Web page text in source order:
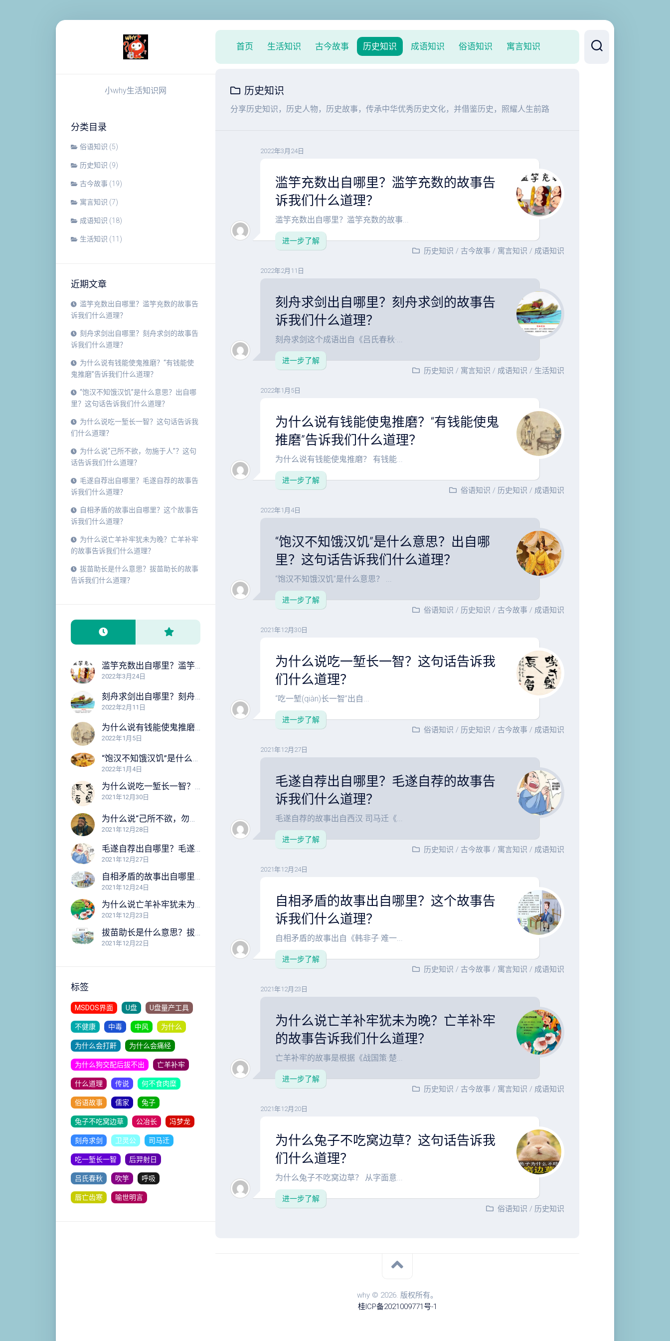
小why生活知识网
分类目录
俗语知识 (5)
历史知识 (9)
古今故事 (19)
寓言知识 (7)
成语知识 (18)
生活知识 (11)
近期文章
滥竽充数出自哪里？滥竽充数的故事告
诉我们什么道理？
刻舟求剑出自哪里？刻舟求剑的故事告
诉我们什么道理？
为什么说有钱能使鬼推磨？“有钱能使
鬼推磨”告诉我们什么道理？
“饱汉不知饿汉饥”是什么意思？出自哪
里？这句话告诉我们什么道理？
为什么说吃一堑长一智？这句话告诉我
们什么道理？
为什么说“己所不欲，勿施于人”？这句
话告诉我们什么道理？
毛遂自荐出自哪里？毛遂自荐的故事告
诉我们什么道理？
自相矛盾的故事出自哪里？这个故事告
诉我们什么道理？
为什么说亡羊补牢犹未为晚？亡羊补牢
的故事告诉我们什么道理？
拔苗助长是什么意思？拔苗助长的故事
告诉我们什么道理？
滥竽充数出自哪里？滥竽充数的故事告诉我们什么道理？
2022年3月24日
刻舟求剑出自哪里？刻舟求剑的故事告诉我们什么道理？
2022年2月11日
为什么说有钱能使鬼推磨？“有钱能使鬼推磨”告诉我们什么道理？
2022年1月5日
“饱汉不知饿汉饥”是什么意思？出自哪里？这句话告诉我们什么道理？
2022年1月4日
为什么说吃一堑长一智？这句话告诉我们什么道理？
2021年12月30日
2021年12月28日
毛遂自荐出自哪里？毛遂自荐的故事告诉我们什么道理？
2021年12月27日
自相矛盾的故事出自哪里？这个故事告诉我们什么道理？
2021年12月24日
为什么说亡羊补牢犹未为晚？亡羊补牢的故事告诉我们什么道理？
2021年12月23日
拔苗助长是什么意思？拔苗助长的故事告诉我们什么道理？
2021年12月22日
标签
MSDOS界面 U盘 U盘量产工具
不健康 中毒 中风 为什么
为什么会打鼾 为什么会痛经
为什么狗交配后拔不出 亡羊补牢
什么道理 传说 何不食肉糜
俗语故事 儒家 兔子
兔子不吃窝边草 公冶长 冯梦龙
刻舟求剑 卫灵公 司马迁
吃一堑长一智 后羿射日
吕氏春秋 吹竽 呼吸
唇亡齿寒 喻世明言
首页 生活知识 古今故事 历史知识 成语知识 俗语知识 寓言知识
历史知识
分享历史知识，历史人物，历史故事，传承中华优秀历史文化，并借鉴历史，照耀人生前路
2022年3月24日
滥竽充数出自哪里？滥竽充数的故事告
诉我们什么道理？
滥竽充数出自哪里？滥竽充数的故事...
进一步了解
历史知识 / 古今故事 / 寓言知识 / 成语知识
2022年2月11日
刻舟求剑出自哪里？刻舟求剑的故事告
诉我们什么道理？
刻舟求剑这个成语出自《吕氏春秋·...
进一步了解
历史知识 / 寓言知识 / 成语知识 / 生活知识
2022年1月5日
为什么说有钱能使鬼推磨？“有钱能使鬼
推磨”告诉我们什么道理？
为什么说有钱能使鬼推磨？ 有钱能...
进一步了解
俗语知识 / 历史知识 / 成语知识
2022年1月4日
“饱汉不知饿汉饥”是什么意思？出自哪
里？这句话告诉我们什么道理？
“饱汉不知饿汉饥”是什么意思？ ...
进一步了解
俗语知识 / 历史知识 / 古今故事 / 成语知识
2021年12月30日
为什么说吃一堑长一智？这句话告诉我
们什么道理？
“吃一堑(qiàn)长一智”出自...
进一步了解
俗语知识 / 历史知识 / 古今故事 / 成语知识
2021年12月27日
毛遂自荐出自哪里？毛遂自荐的故事告
诉我们什么道理？
毛遂自荐的故事出自西汉·司马迁《...
进一步了解
历史知识 / 古今故事 / 寓言知识 / 成语知识
2021年12月24日
自相矛盾的故事出自哪里？这个故事告
诉我们什么道理？
自相矛盾的故事出自《韩非子·难一...
进一步了解
历史知识 / 古今故事 / 寓言知识 / 成语知识
2021年12月23日
为什么说亡羊补牢犹未为晚？亡羊补牢
的故事告诉我们什么道理？
亡羊补牢的故事是根据《战国策·楚...
进一步了解
历史知识 / 古今故事 / 寓言知识 / 成语知识
2021年12月20日
为什么兔子不吃窝边草？这句话告诉我
们什么道理？
为什么兔子不吃窝边草？ 从字面意...
进一步了解
俗语知识 / 历史知识
why © 2026. 版权所有。
桂ICP备2021009771号-1